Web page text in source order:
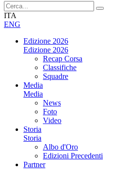
ITA
ENG
Edizione 2026
Edizione 2026
Recap Corsa
Classifiche
Squadre
Media
Media
News
Foto
Video
Storia
Storia
Albo d'Oro
Edizioni Precedenti
Partner